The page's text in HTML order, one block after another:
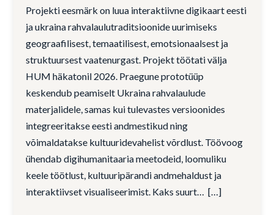
Projekti eesmärk on luua interaktiivne digikaart eesti
ja ukraina rahvalaulutraditsioonide uurimiseks
geograafilisest, temaatilisest, emotsionaalsest ja
struktuursest vaatenurgast. Projekt töötati välja
HUM häkatonil 2026. Praegune prototüüp
keskendub peamiselt Ukraina rahvalaulude
materjalidele, samas kui tulevastes versioonides
integreeritakse eesti andmestikud ning
võimaldatakse kultuuridevahelist võrdlust. Töövoog
ühendab digihumanitaaria meetodeid, loomuliku
keele töötlust, kultuuripärandi andmehaldust ja
interaktiivset visualiseerimist. Kaks suurt…